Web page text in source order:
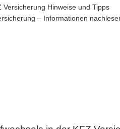
– Informationen